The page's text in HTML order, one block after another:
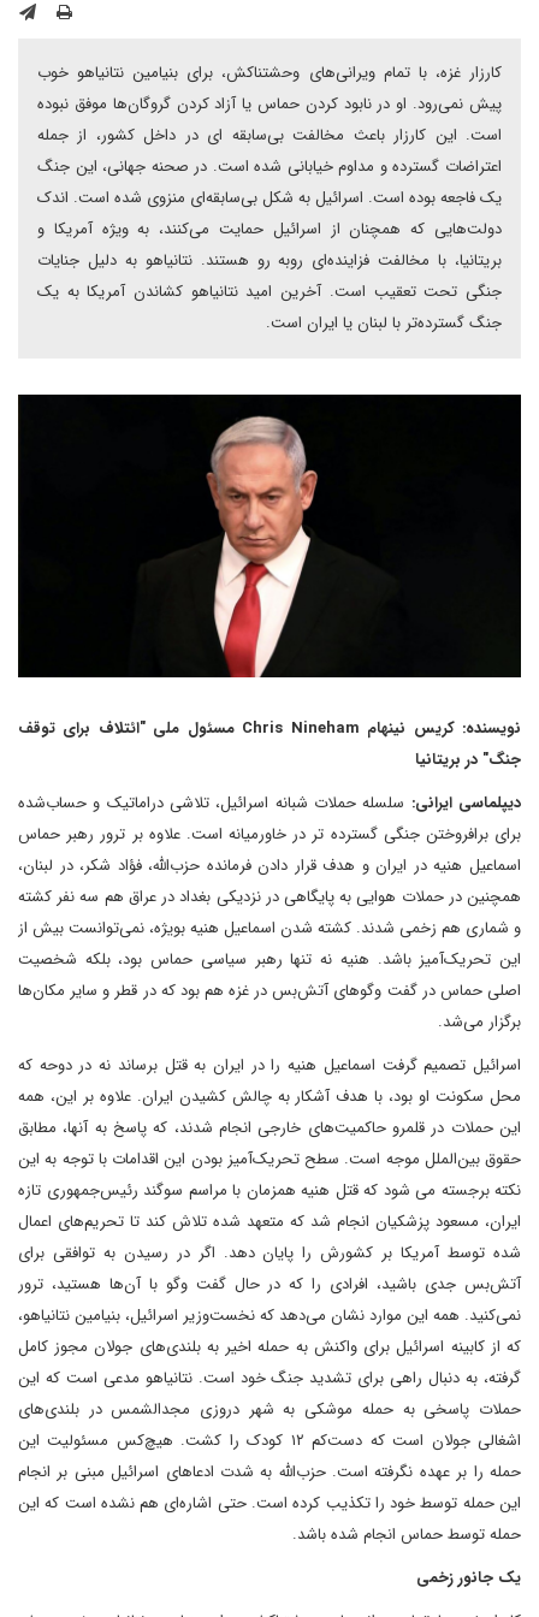
کارزار غزه، با تمام ویرانی‌های وحشتناکش، برای بنیامین نتانیاهو خوب
پیش نمی‌رود. او در نابود کردن حماس یا آزاد کردن گروگان‌ها موفق نبوده
است. این کارزار باعث مخالفت بی‌سابقه ای در داخل کشور، از جمله
اعتراضات گسترده و مداوم خیابانی شده است. در صحنه جهانی، این جنگ
یک فاجعه بوده است. اسرائیل به شکل بی‌سابقه‌ای منزوی شده است. اندک
دولت‌هایی که همچنان از اسرائیل حمایت می‌کنند، به ویژه آمریکا و
بریتانیا، با مخالفت فزاینده‌ای روبه رو هستند. نتانیاهو به دلیل جنایات
جنگی تحت تعقیب است. آخرین امید نتانیاهو کشاندن آمریکا به یک
جنگ گسترده‌تر با لبنان یا ایران است.
نویسنده: کریس نینهام Chris Nineham مسئول ملی "ائتلاف برای توقف
جنگ" در بریتانیا
دیپلماسی ایرانی: سلسله حملات شبانه اسرائیل، تلاشی دراماتیک و حساب‌شده
برای برافروختن جنگی گسترده تر در خاورمیانه است. علاوه بر ترور رهبر حماس
اسماعیل هنیه در ایران و هدف قرار دادن فرمانده حزب‌الله، فؤاد شکر، در لبنان،
همچنین در حملات هوایی به پایگاهی در نزدیکی بغداد در عراق هم سه نفر کشته
و شماری هم زخمی شدند. کشته شدن اسماعیل هنیه بویژه، نمی‌توانست بیش از
این تحریک‌آمیز باشد. هنیه نه تنها رهبر سیاسی حماس بود، بلکه شخصیت
اصلی حماس در گفت وگوهای آتش‌بس در غزه هم بود که در قطر و سایر مکان‌ها
برگزار می‌شد.
اسرائیل تصمیم گرفت اسماعیل هنیه را در ایران به قتل برساند نه در دوحه که
محل سکونت او بود، با هدف آشکار به چالش کشیدن ایران. علاوه بر این، همه
این حملات در قلمرو حاکمیت‌های خارجی انجام شدند، که پاسخ به آنها، مطابق
حقوق بین‌الملل موجه است. سطح تحریک‌آمیز بودن این اقدامات با توجه به این
نکته برجسته می شود که قتل هنیه همزمان با مراسم سوگند رئیس‌جمهوری تازه
ایران، مسعود پزشکیان انجام شد که متعهد شده تلاش کند تا تحریم‌های اعمال
شده توسط آمریکا بر کشورش را پایان دهد. اگر در رسیدن به توافقی برای
آتش‌بس جدی باشید، افرادی را که در حال گفت وگو با آن‌ها هستید، ترور
نمی‌کنید. همه این موارد نشان می‌دهد که نخست‌وزیر اسرائیل، بنیامین نتانیاهو،
که از کابینه اسرائیل برای واکنش به حمله اخیر به بلندی‌های جولان مجوز کامل
گرفته، به دنبال راهی برای تشدید جنگ خود است. نتانیاهو مدعی است که این
حملات پاسخی به حمله موشکی به شهر دروزی مجدالشمس در بلندی‌های
اشغالی جولان است که دست‌کم ۱۲ کودک را کشت. هیچ‌کس مسئولیت این
حمله را بر عهده نگرفته است. حزب‌الله به شدت ادعاهای اسرائیل مبنی بر انجام
این حمله توسط خود را تکذیب کرده است. حتی اشاره‌ای هم نشده است که این
حمله توسط حماس انجام شده باشد.
یک جانور زخمی